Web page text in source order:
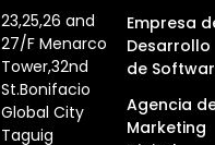
23,25,26 and
27/F Menarco
Tower,32nd
St.Bonifacio
Global City
Taguig
Empresa
Desarrollo
de
Agencia
Marketing